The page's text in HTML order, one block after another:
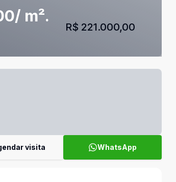
m².
R$ 221.000,00
visita WhatsApp